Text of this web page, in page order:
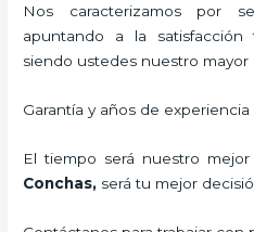
Nos caracterizamos por
apuntando a la
siendo ustedes nuestro
Garantía y años de
El tiempo será nuestro
Conchas, será tu mejor